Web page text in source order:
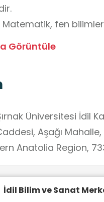
Matematik, fen
gibi konularda
öğrencilerin
öğrencilerin
bilimsel ve sanatsal
bir eğitim
Görüntüle
Üniversitesi İdil
Aşağı Mahalle,
Anatolia Region,
İdil Bilim ve Sanat